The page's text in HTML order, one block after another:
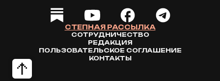
СТЕПНАЯ РАССЫЛКА
СОТРУДНИЧЕСТВО
РЕДАКЦИЯ
ПОЛЬЗОВАТЕЛЬСКОЕ СОГЛАШЕНИЕ
КОНТАКТЫ